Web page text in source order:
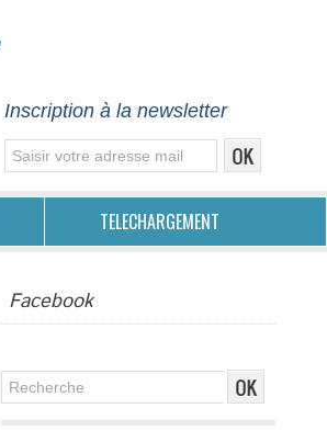
Inscription à la newsletter
TELECHARGEMENT
Facebook